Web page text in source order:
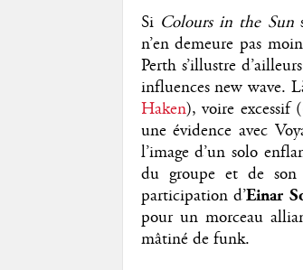
Si Colours in the Sun
n’en demeure pas
Perth s’illustre
influences new wave.
Haken), voire excessif (
une évidence avec
l’image d’un solo
du groupe et de son
participation d’Einar
pour un morceau
mâtiné de funk.